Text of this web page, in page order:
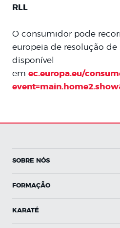
RLL
O consumidor pode
europeia de resolução
disponível
em ec.europa.eu/
SOBRE NÓS
FORMAÇÃO
KARATÉ